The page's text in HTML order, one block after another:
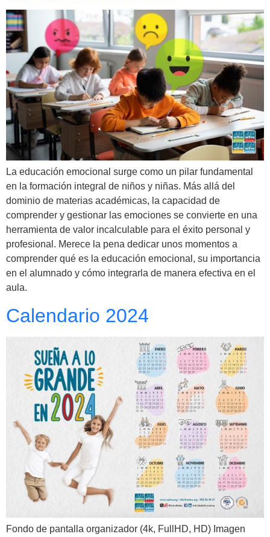
La educación emocional surge como un pilar fundamental
en la formación integral de niños y niñas. Más allá del
dominio de materias académicas, la capacidad de
comprender y gestionar las emociones se convierte en una
herramienta de valor incalculable para el éxito personal y
profesional. Merece la pena dedicar unos momentos a
comprender qué es la educación emocional, su importancia
en el alumnado y cómo integrarla de manera efectiva en el
aula.
Calendario 2024
Fondo de pantalla organizador (4k, FullHD, HD) Imagen